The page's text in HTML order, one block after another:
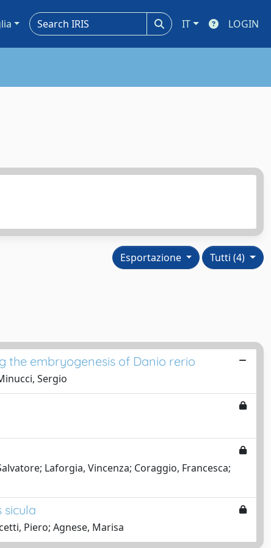
IT LOGIN
Tutti (4)
Esportazione
the embryogenesis of Danio rerio
Sergio
Laforgia, Vincenza; Coraggio, Francesca;
sicula
Piero; Agnese, Marisa